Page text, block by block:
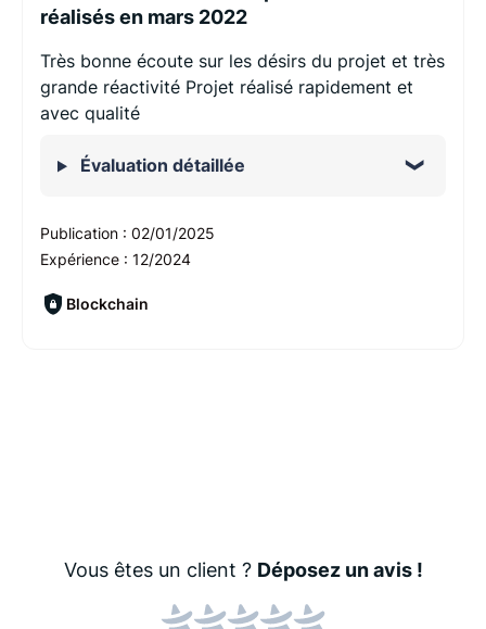
réalisés en mars 2022
Très bonne écoute sur les désirs du projet et très
grande réactivité Projet réalisé rapidement et
avec qualité
Évaluation détaillée
Publication : 02/01/2025
Expérience : 12/2024
Blockchain
Vous êtes un client ? Déposez un avis !